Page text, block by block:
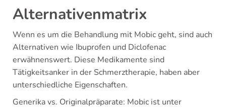
Alternativenmatrix
Wenn es um die Behandlung mit Mobic geht, sind auch
Alternativen wie Ibuprofen und Diclofenac
erwähnenswert. Diese Medikamente sind
Tätigkeitsanker in der Schmerztherapie, haben aber
unterschiedliche Eigenschaften.
Generika vs. Originalpräparate: Mobic ist unter